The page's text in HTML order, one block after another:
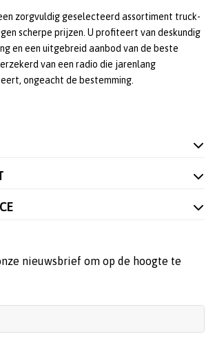
zorgvuldig geselecteerd assortiment truck-
scherpe prijzen. U profiteert van deskundig
en een uitgebreid aanbod van de beste
van een radio die jarenlang
ongeacht de bestemming.
nieuwsbrief om op de hoogte te